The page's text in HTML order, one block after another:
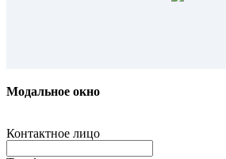
Модальное окно
Контактное лицо